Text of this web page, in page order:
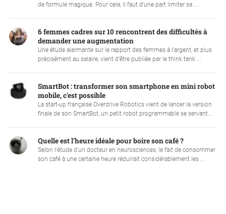
de formule magique. Pour cela, il faut d'une part limiter sa ...
6 femmes cadres sur 10 rencontrent des difficultés à
demander une augmentation
Une étude alarmante sur le rapport des femmes à l'argent, et plus
précisément au salaire, vient d'être publiée par le think tank ...
SmartBot : transformer son smartphone en mini robot
mobile, c'est possible
La start-up française Overdrive Robotics vient de lancer la version
finale de son SmartBot, un petit robot programmable se servant...
Quelle est l'heure idéale pour boire son café ?
Selon l'étude d'un docteur en neurosciences, le fait de consommer
son café à une certaine heure réduirait considérablement les ...